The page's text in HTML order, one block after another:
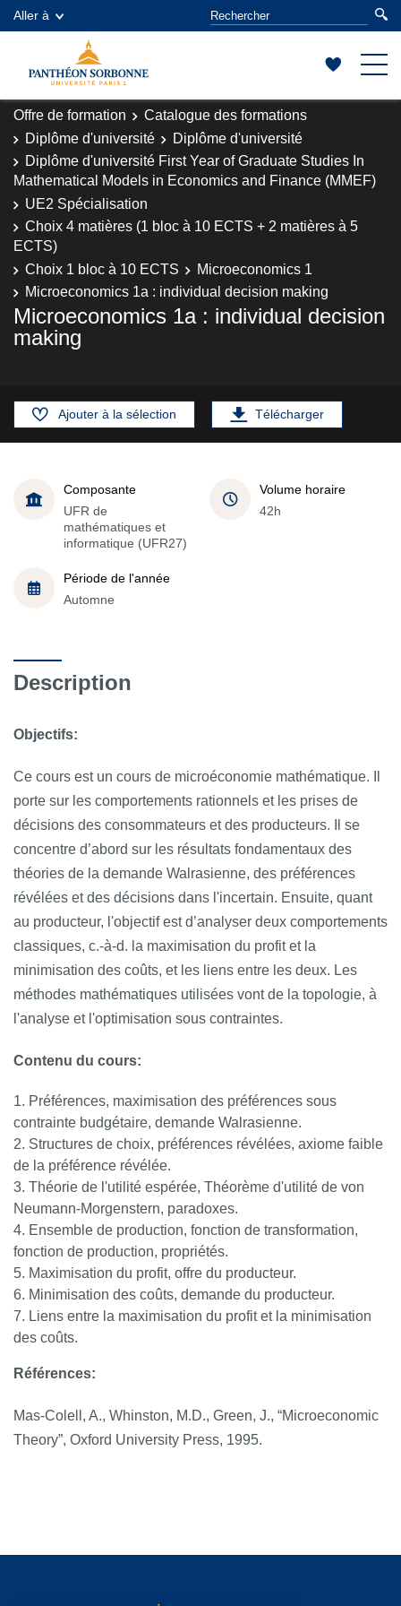
Aller à
Offre de formation
Catalogue des formations
Diplôme d'université
Diplôme d'université
Diplôme d'université First Year of Graduate Studies In
Mathematical Models in Economics and Finance (MMEF)
UE2 Spécialisation
Choix 4 matières (1 bloc à 10 ECTS + 2 matières à 5
ECTS)
Choix 1 bloc à 10 ECTS
Microeconomics 1
Microeconomics 1a : individual decision making
Microeconomics 1a : individual decision
making
Ajouter à la sélection Télécharger
Composante
UFR de
mathématiques et
informatique (UFR27)
Volume horaire
42h
Période de l'année
Automne
Description
Objectifs:
Ce cours est un cours de microéconomie mathématique. Il
porte sur les comportements rationnels et les prises de
décisions des consommateurs et des producteurs. Il se
concentre d’abord sur les résultats fondamentaux des
théories de la demande Walrasienne, des préférences
révélées et des décisions dans l'incertain. Ensuite, quant
au producteur, l'objectif est d’analyser deux comportements
classiques, c.-à-d. la maximisation du profit et la
minimisation des coûts, et les liens entre les deux. Les
méthodes mathématiques utilisées vont de la topologie, à
l'analyse et l'optimisation sous contraintes.
Contenu du cours:
Préférences, maximisation des préférences sous
contrainte budgétaire, demande Walrasienne.
Structures de choix, préférences révélées, axiome faible
de la préférence révélée.
Théorie de l'utilité espérée, Théorème d'utilité de von
Neumann-Morgenstern, paradoxes.
Ensemble de production, fonction de transformation,
fonction de production, propriétés.
Maximisation du profit, offre du producteur.
Minimisation des coûts, demande du producteur.
Liens entre la maximisation du profit et la minimisation
des coûts.
Références:
Mas-Colell, A., Whinston, M.D., Green, J., “Microeconomic
Theory”, Oxford University Press, 1995.